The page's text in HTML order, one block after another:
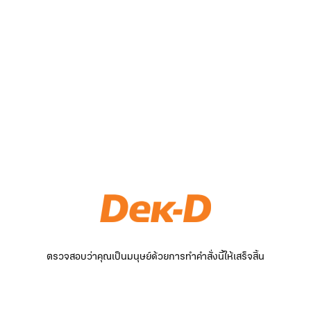
ตรวจสอบว่าคุณเป็นมนุษย์ด้วยการทำคำสั่งนี้ให้เสร็จสิ้น